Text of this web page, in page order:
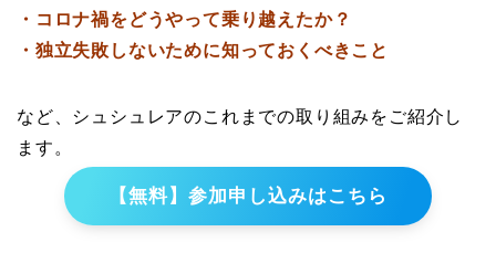
・コロナ禍をどうやって乗り越えたか？
・独立失敗しないために知っておくべきこと
など、シュシュレアのこれまでの取り組みをご紹介し
ます。
【無料】参加申し込みはこちら